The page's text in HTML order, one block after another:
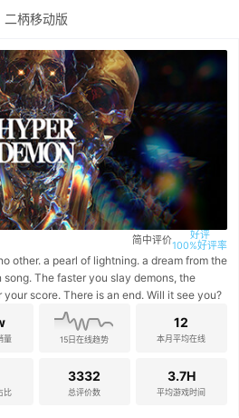
二柄移动版
简中评价
好评
100%好评率
other. a pearl of lightning. a dream from the
The faster you slay demons, the
score. There is an end. Will it see you?
量 15日在线趋势
12
本月平均在线
比
3332
总评价数
3.7H
平均游戏时间